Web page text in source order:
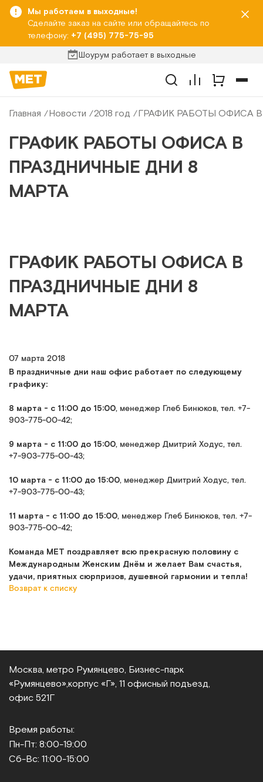
Мы работаем в выходные!
Сделайте заказ на сайте или обращайтесь по
телефону: +7 (495) 775-75-95
Шоурум работает в выходные
Главная Новости 2018 год ГРАФИК РАБОТЫ ОФИСА
ГРАФИК РАБОТЫ ОФИСА В
ПРАЗДНИЧНЫЕ ДНИ 8
МАРТА
ГРАФИК РАБОТЫ ОФИСА В
ПРАЗДНИЧНЫЕ ДНИ 8
МАРТА
07 марта 2018
В праздничные дни наш офис работает по следующему
графику:
8 марта - с 11:00 до 15:00, менеджер Глеб Бинюков, тел. +7-
903-775-00-42;
9 марта - с 11:00 до 15:00, менеджер Дмитрий Ходус, тел.
+7-903-775-00-43;
10 марта - с 11:00 до 15:00, менеджер Дмитрий Ходус, тел.
+7-903-775-00-43;
11 марта - с 11:00 до 15:00, менеджер Глеб Бинюков, тел. +7-
903-775-00-42;
Команда МЕТ поздравляет всю прекрасную половину с
Международным Женским Днём и желает Вам счастья,
удачи, приятных сюрпризов, душевной гармонии и тепла!
Возврат к списку
Москва, метро Румянцево, Бизнес‑парк
«Румянцево», корпус «Г», 11 офисный подъезд,
офис 521Г
Время работы:
Пн-Пт: 8:00-19:00
Сб-Вс: 11:00-15:00